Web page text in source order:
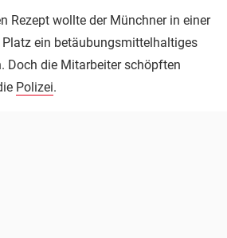
Rezept wollte der Münchner in einer
ein betäubungsmittelhaltiges
Doch die Mitarbeiter schöpften
Polizei.